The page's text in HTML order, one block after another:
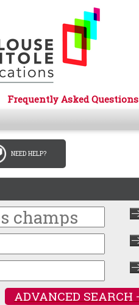
Frequently Asked Questions
NEED HELP?
ADVANCED SEARCH